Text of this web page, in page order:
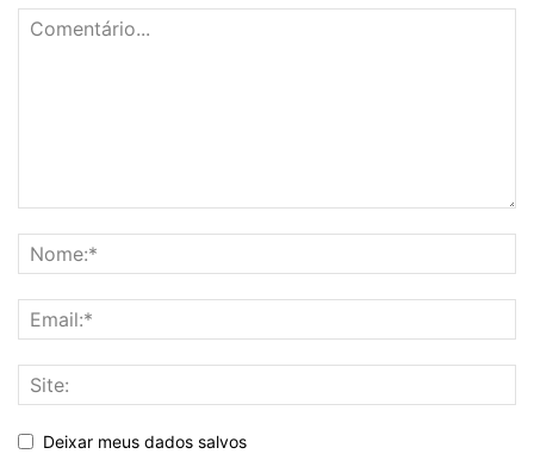
Deixar meus dados salvos